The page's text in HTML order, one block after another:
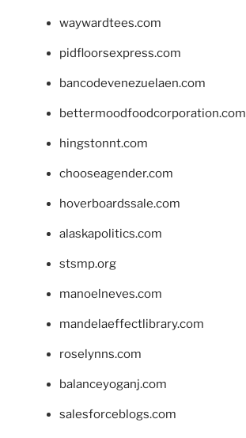
waywardtees.com
pidfloorsexpress.com
bancodevenezuelaen.com
bettermoodfoodcorporation.com
hingstonnt.com
chooseagender.com
hoverboardssale.com
alaskapolitics.com
stsmp.org
manoelneves.com
mandelaeffectlibrary.com
roselynns.com
balanceyoganj.com
salesforceblogs.com